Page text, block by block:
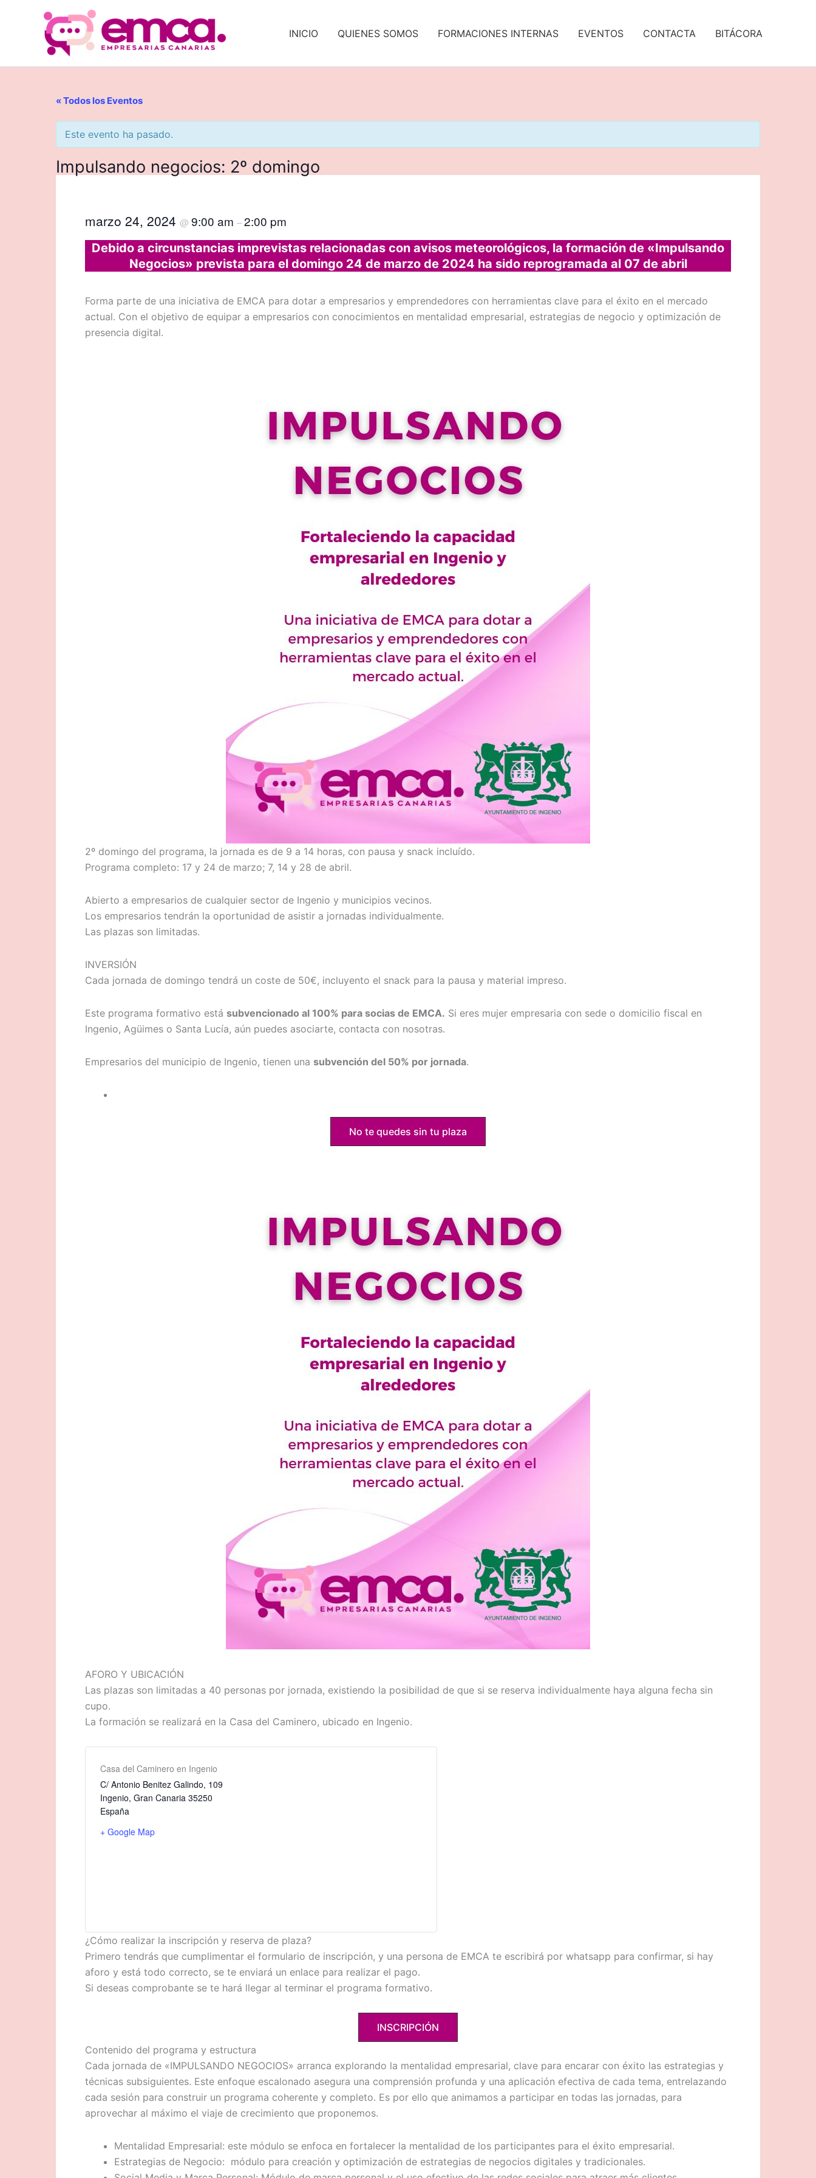
contenido
INICIO QUIENES SOMOS FORMACIONES INTERNAS EVENTOS CONTACTA BITÁCORA
« Todos los Eventos
Este evento ha pasado.
Impulsando negocios: 2º domingo
marzo 24, 2024 @ 9:00 am –2:00 pm
Debido a circunstancias imprevistas relacionadas con avisos meteorológicos, la formación de «Impulsando
Negocios» prevista para el domingo 24 de marzo de 2024 ha sido reprogramada al 07 de abril
Forma parte de una iniciativa de EMCA para dotar a empresarios y emprendedores con herramientas clave para el éxito en el mercado
actual. Con el objetivo de equipar a empresarios con conocimientos en mentalidad empresarial, estrategias de negocio y optimización de
presencia digital.
2º domingo del programa, la jornada es de 9 a 14 horas, con pausa y snack incluído.
Programa completo: 17 y 24 de marzo; 7, 14 y 28 de abril.
Abierto a empresarios de cualquier sector de Ingenio y municipios vecinos.
Los empresarios tendrán la oportunidad de asistir a jornadas individualmente.
Las plazas son limitadas.
INVERSIÓN
Cada jornada de domingo tendrá un coste de 50€, incluyento el snack para la pausa y material impreso.
Este programa formativo está subvencionado al 100% para socias de EMCA. Si eres mujer empresaria con sede o domicilio fiscal en
Ingenio, Agüimes o Santa Lucía, aún puedes asociarte, contacta con nosotras.
Empresarios del municipio de Ingenio, tienen una subvención del 50% por jornada.
No te quedes sin tu plaza
AFORO Y UBICACIÓN
Las plazas son limitadas a 40 personas por jornada, existiendo la posibilidad de que si se reserva individualmente haya alguna fecha sin
cupo.
La formación se realizará en la Casa del Caminero, ubicado en Ingenio.
Casa del Caminero en Ingenio
C/ Antonio Benitez Galindo, 109
Ingenio, Gran Canaria 35250
España
+ Google Map
¿Cómo realizar la inscripción y reserva de plaza?
Primero tendrás que cumplimentar el formulario de inscripción, y una persona de EMCA te escribirá por whatsapp para confirmar, si hay
aforo y está todo correcto, se te enviará un enlace para realizar el pago.
Si deseas comprobante se te hará llegar al terminar el programa formativo.
INSCRIPCIÓN
Contenido del programa y estructura
Cada jornada de «IMPULSANDO NEGOCIOS» arranca explorando la mentalidad empresarial, clave para encarar con éxito las estrategias y
técnicas subsiguientes. Este enfoque escalonado asegura una comprensión profunda y una aplicación efectiva de cada tema, entrelazando
cada sesión para construir un programa coherente y completo. Es por ello que animamos a participar en todas las jornadas, para
aprovechar al máximo el viaje de crecimiento que proponemos.
Mentalidad Empresarial: este módulo se enfoca en fortalecer la mentalidad de los participantes para el éxito empresarial.
Estrategias de Negocio: módulo para creación y optimización de estrategias de negocios digitales y tradicionales.